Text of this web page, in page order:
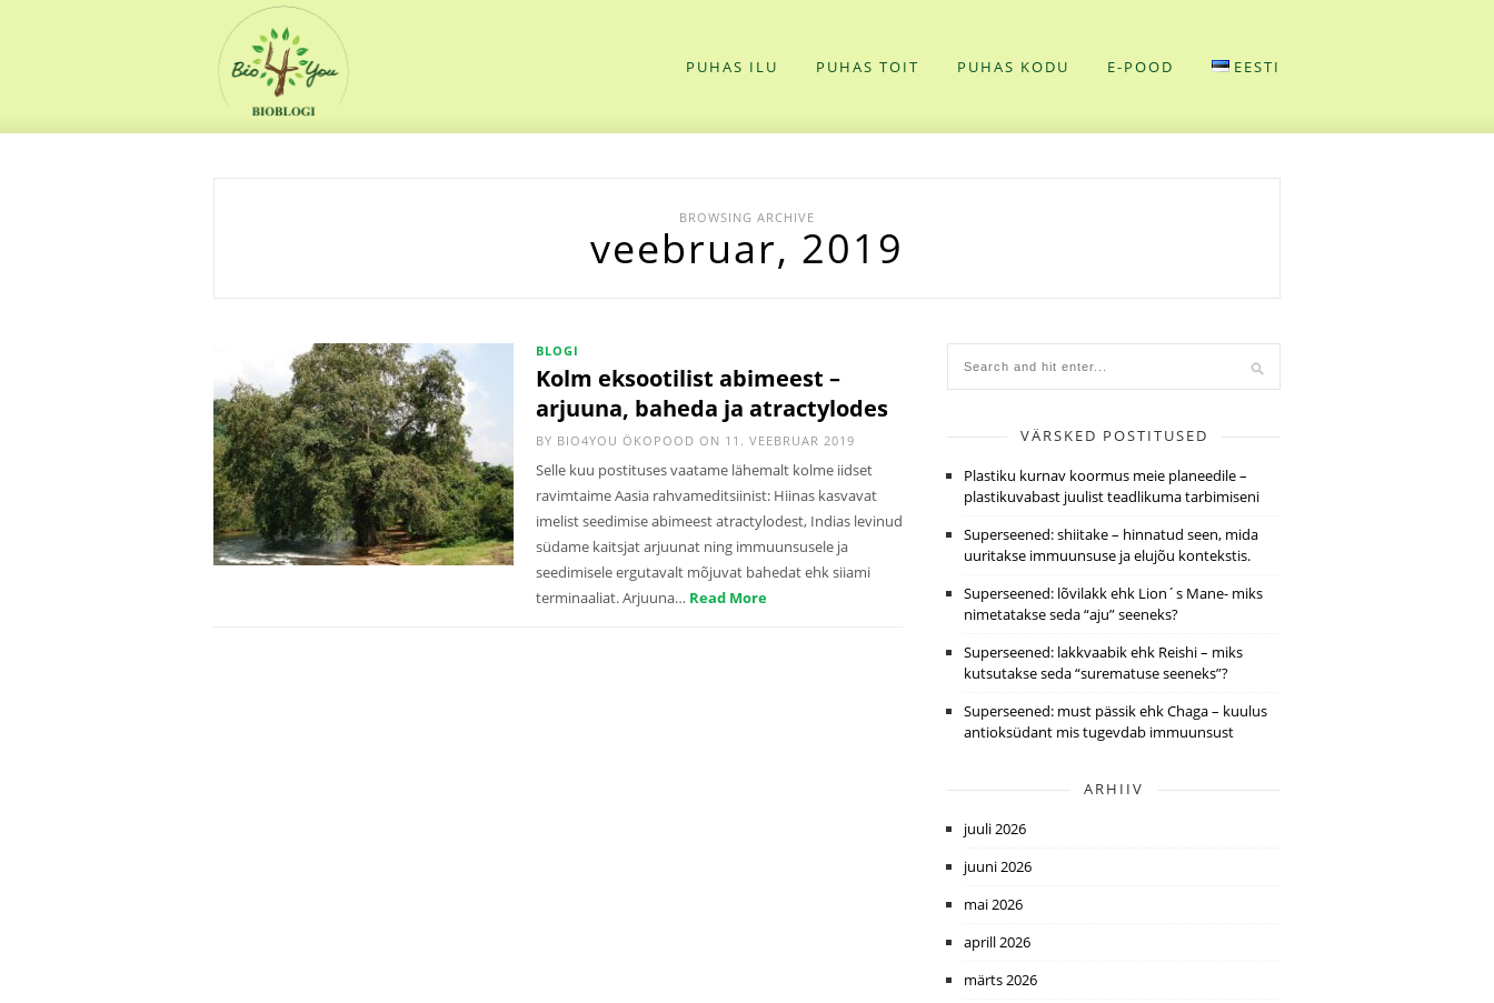
PUHAS ILU PUHAS TOIT PUHAS KODU E-POOD EESTI
BROWSING ARCHIVE
veebruar, 2019
BLOGI
Kolm eksootilist abimeest –
arjuuna, baheda ja atractylodes
BY BIO4YOU ÖKOPOOD ON 11. VEEBRUAR 2019
Selle kuu postituses vaatame lähemalt kolme iidset
ravimtaime Aasia rahvameditsiinist: Hiinas kasvavat
imelist seedimise abimeest atractylodest, Indias levinud
südame kaitsjat arjuunat ning immuunsusele ja
seedimisele ergutavalt mõjuvat bahedat ehk siiami
terminaaliat. Arjuuna… Read More
VÄRSKED POSTITUSED
Plastiku kurnav koormus meie planeedile –
plastikuvabast juulist teadlikuma tarbimiseni
Superseened: shiitake – hinnatud seen, mida
uuritakse immuunsuse ja elujõu kontekstis.
Superseened: lõvilakk ehk Lion´s Mane- miks
nimetatakse seda “aju” seeneks?
Superseened: lakkvaabik ehk Reishi – miks
kutsutakse seda “surematuse seeneks”?
Superseened: must pässik ehk Chaga – kuulus
antioksüdant mis tugevdab immuunsust
ARHIIV
juuli 2026
juuni 2026
mai 2026
aprill 2026
märts 2026